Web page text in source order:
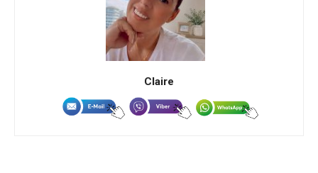
Claire